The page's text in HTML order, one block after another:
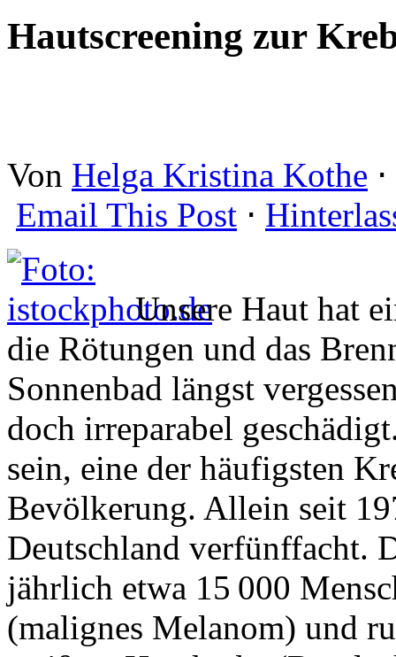
Hautscreening zur
Von Helga Kristina Kothe ⋅
Email This Post ⋅
Unsere Haut hat
die Rötungen und das
Sonnenbad längst
doch irreparabel
sein, eine der häufigsten
Bevölkerung. Allein seit
Deutschland verfünffacht.
jährlich etwa 15 000
(malignes Melanom) und